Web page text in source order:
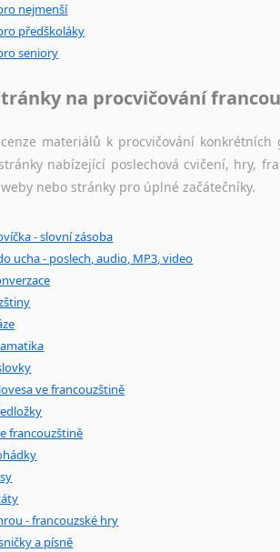
jazyky
jazyky
nejmenší
předškoláky
seniory
na procvičování
materiálů k procvičování
nabízející poslechová cvičení, hry,
nebo stránky pro úplné začátečníky.
- slovní zásoba
ucha - poslech, audio, MP3, video
ve francouzštině
francouzštině
- francouzské hry
a písně